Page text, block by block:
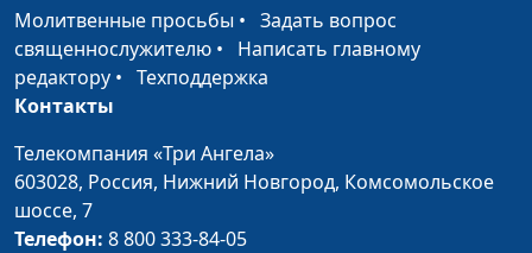
Молитвенные просьбы • Задать вопрос
священнослужителю • Написать главному
редактору • Техподдержка
Контакты
Телекомпания «Три Ангела»
603028, Россия, Нижний Новгород, Комсомольское
шоссе, 7
Телефон: 8 800 333-84-05